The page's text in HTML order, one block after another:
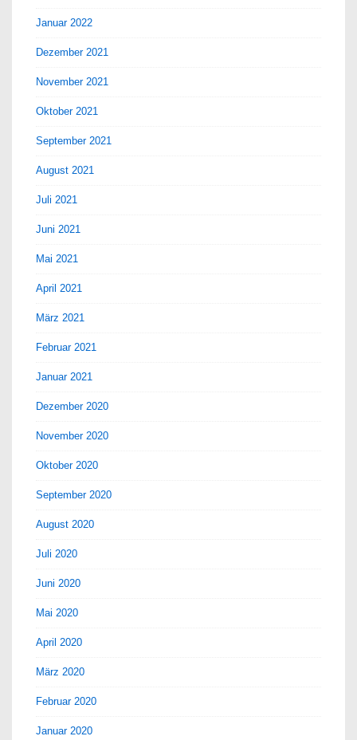
Januar 2022
Dezember 2021
November 2021
Oktober 2021
September 2021
August 2021
Juli 2021
Juni 2021
Mai 2021
April 2021
März 2021
Februar 2021
Januar 2021
Dezember 2020
November 2020
Oktober 2020
September 2020
August 2020
Juli 2020
Juni 2020
Mai 2020
April 2020
März 2020
Februar 2020
Januar 2020